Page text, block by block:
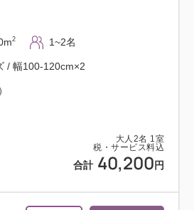
大人 2名 1室
税・サービス料込
合計 40,200 円
2 1~2名
/ 幅100-120cm×2